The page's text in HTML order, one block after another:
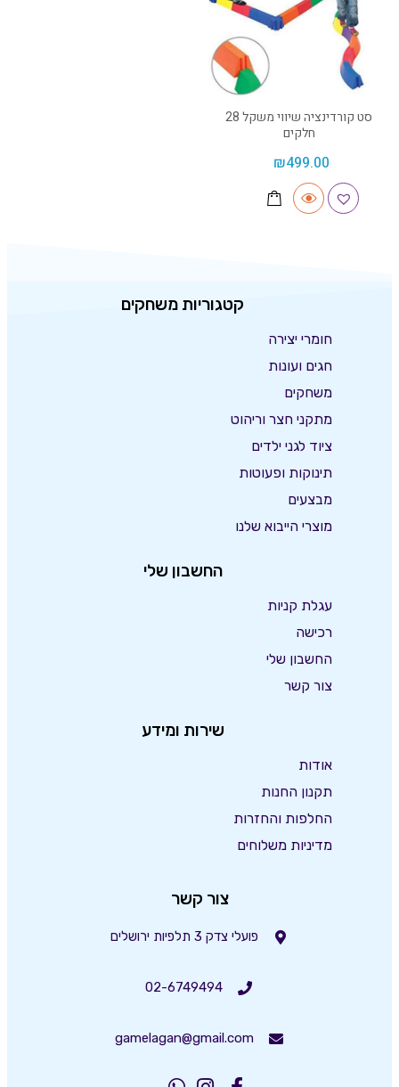
סט קורדינציה שיווי משקל 28
חלקים
₪499.00
קטגוריות משחקים
חומרי יצירה
חגים ועונות
משחקים
מתקני חצר וריהוט
ציוד לגני ילדים
תינוקות ופעוטות
מבצעים
מוצרי הייבוא שלנו
החשבון שלי
עגלת קניות
רכישה
החשבון שלי
צור קשר
שירות ומידע
אודות
תקנון החנות
החלפות והחזרות
מדיניות משלוחים
צור קשר
פועלי צדק 3 תלפיות ירושלים
02-6749494
gamelagan@gmail.com